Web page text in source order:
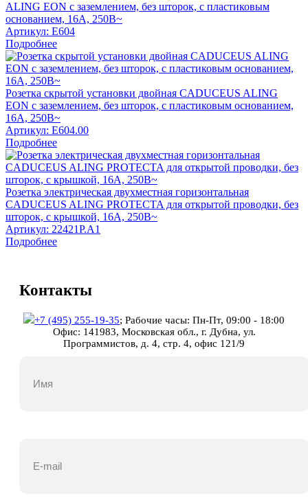
ALING EON с заземлением, без шторок, с пластиковым
основанием, 16А, 250В~
Артикул: E604
Подробнее
Розетка скрытой установки двойная CADUCEUS ALING
EON с заземлением, без шторок, с пластиковым основанием,
16А, 250В~
Артикул: E604.00
Подробнее
Розетка электрическая двухместная горизонтальная
CADUCEUS ALING PROTECTA для открытой проводки, без
шторок, с крышкой, 16А, 250В~
Артикул: 22421P.A1
Подробнее
Контакты
+7 (495) 255-19-35; Рабочие часы: Пн-Пт, 09:00 - 18:00
Офис: 141983, Московская обл., г. Дубна, ул.
Программистов, д. 4, стр. 4, офис 121/9